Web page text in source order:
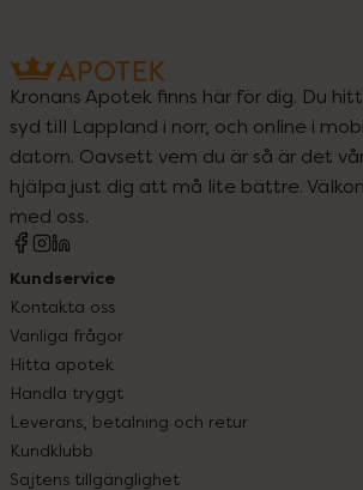
Kronans Apotek finns här för dig. Du
syd till Lappland i norr, och online i
datorn. Oavsett vem du är så är det
hjälpa just dig att må lite bättre.
med oss.
Kundservice
Kontakta oss
Vanliga frågor
Hitta apotek
Handla tryggt
Leverans, betalning och retur
Kundklubb
Sajtens tillgänglighet